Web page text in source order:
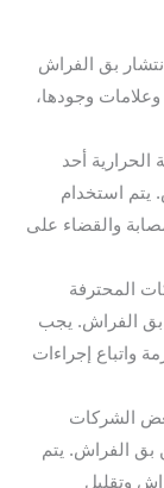
بق الفراش
وجودها،
الحرارية أحد
يتم استخدام
والقضاء على
المحترفة
بق الفراش. يجب
واتباع إجراءات
الشركات
بق الفراش. يتم
وتقليل